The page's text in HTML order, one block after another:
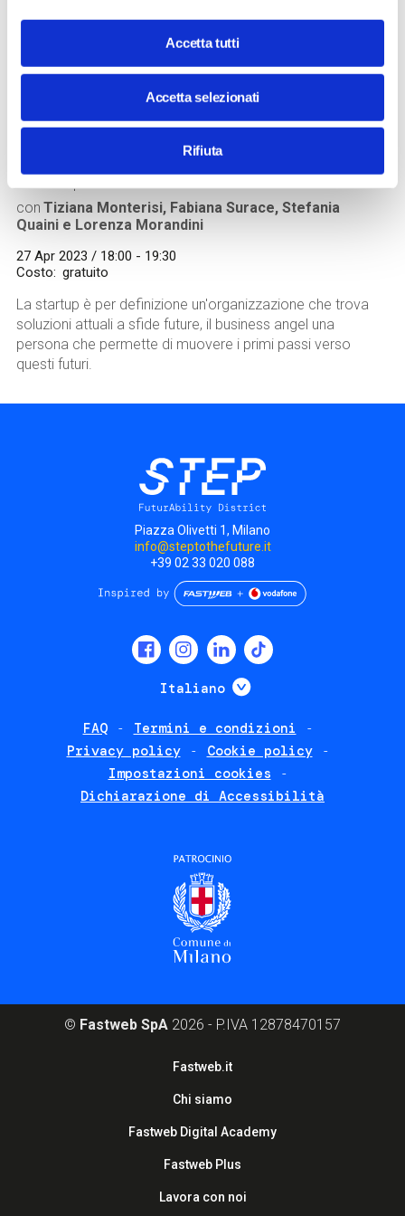
Accetta tutti
Accetta selezionati
Rifiuta
INSPIRING@STEP
Donne che investono nel futuro
con Tiziana Monterisi, Fabiana Surace, Stefania
Quaini e Lorenza Morandini
27 Apr 2023 / 18:00 - 19:30
Costo
gratuito
La startup è per definizione un'organizzazione che trova
soluzioni attuali a sfide future, il business angel una
persona che permette di muovere i primi passi verso
questi futuri.
Piazza Olivetti 1, Milano
info@steptothefuture.it
+39 02 33 020 088
Italiano Mostra ulteriori
FAQ
Termini e condizioni
Privacy policy
Cookie policy
Impostazioni cookies
Dichiarazione di Accessibilità
© Fastweb SpA 2026 - P.IVA 12878470157
Fastweb.it
Chi siamo
Fastweb Digital Academy
Fastweb Plus
Lavora con noi